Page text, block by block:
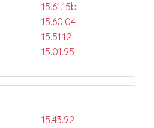
15.61.15b
15.60.04
15.51.12
15.01.95
15.43.92